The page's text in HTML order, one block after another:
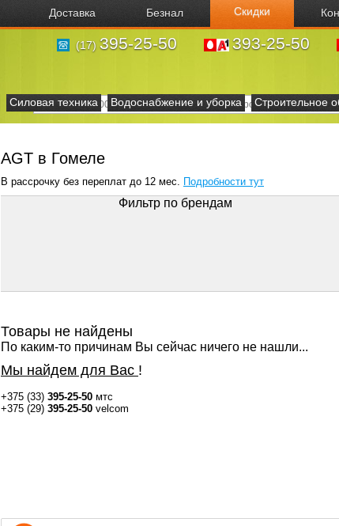
Доставка Безнал Скидки
(17) 395-25-50 393-25-50
Силовая техника Водоснабжение и уборка Строительное
AGT в Гомеле
В рассрочку без переплат до 12 мес. Подробности тут
Фильтр по брендам
Товары не найдены
По каким-то причинам Вы сейчас ничего не нашли...
Мы найдем для Вас !
+375 (33) 395-25-50 мтс
+375 (29) 395-25-50 velcom